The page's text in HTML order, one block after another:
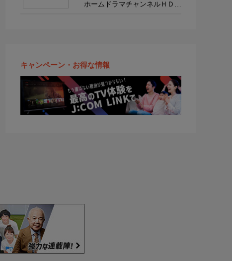
ホームドラマチャンネルＨＤ
キャンペーン・お得な情報